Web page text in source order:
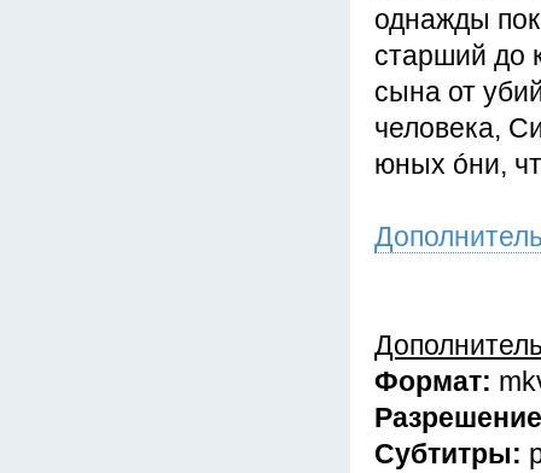
однажды
старший до
сына от
человека,
юных óни,
Формат:
Субтитры: